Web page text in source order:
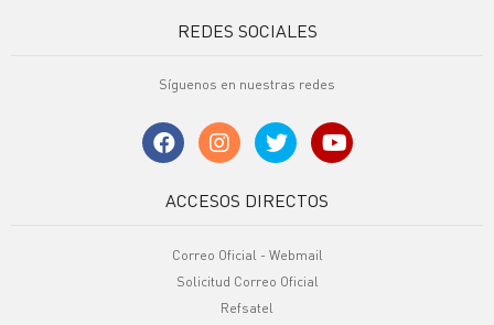
REDES SOCIALES
Síguenos en nuestras redes
ACCESOS DIRECTOS
Correo Oficial - Webmail
Solicitud Correo Oficial
Refsatel